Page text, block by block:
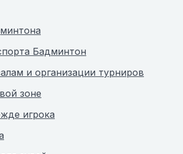
Бадминтон
и организации турниров
зоне
игрока